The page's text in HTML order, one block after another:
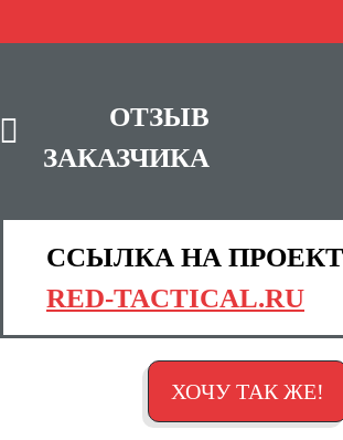
ОТЗЫВ
ЗАКАЗЧИКА
ССЫЛКА НА
RED-TACTICAL.RU
ХОЧУ ТАК ЖЕ!